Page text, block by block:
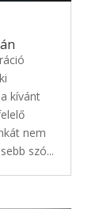
kívánt
nem
szó...